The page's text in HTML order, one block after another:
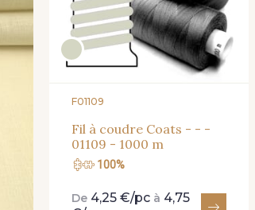
F01109
Fil à coudre Coats - - -
01109 - 1000 m
100%
De 4,25 €/pc à 4,75